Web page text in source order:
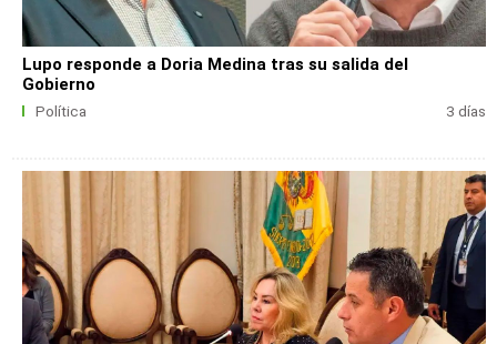
Lupo responde a Doria Medina tras su salida del
Gobierno
Política 3 días